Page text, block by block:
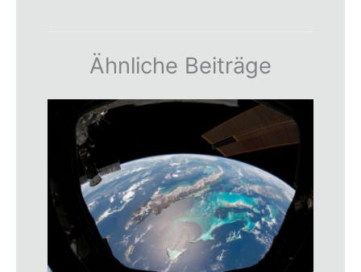
Ähnliche Beiträge